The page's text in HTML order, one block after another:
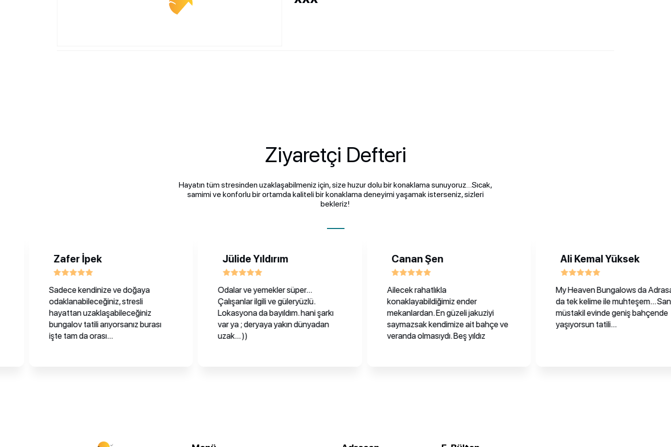
Ziyaretçi Defteri
Hayatın tüm stresinden uzaklaşabilmeniz için, size huzur dolu bir konaklama sunuyoruz…Sıcak,
samimi ve konforlu bir ortamda kaliteli bir konaklama deneyimi yaşamak isterseniz, sizleri
bekleriz!
Zafer İpek
Sadece kendinize ve doğaya
odaklanabileceğiniz, stresli
hayattan uzaklaşabileceğiniz
bungalov tatili arıyorsanız burası
işte tam da orası...
Jülide Yıldırım
Odalar ve yemekler süper...
Çalışanlar ilgili ve güleryüzlü.
Lokasyona da bayıldım. hani şarkı
var ya ; deryaya yakın dünyadan
uzak... ))
Canan Şen
Ailecek rahatlıkla
konaklayabildiğimiz ender
mekanlardan. En güzeli jakuziyi
saymazsak kendimize ait bahçe ve
veranda olmasıydı. Beş yıldız
Ali Kemal Yüksek
My Heaven Bungalows da Adrasan
da tek kelime ile muhteşem... Sanki
müstakil evinde geniş bahçende
yaşıyorsun tatili...